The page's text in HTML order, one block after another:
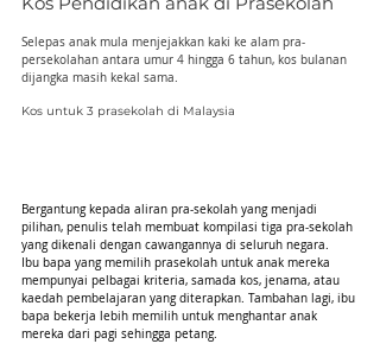
Selepas anak mula menjejakkan kaki ke alam pra-
persekolahan antara umur 4 hingga 6 tahun, kos bulanan
dijangka masih kekal sama.
Kos untuk 3 prasekolah di Malaysia
Bergantung kepada aliran pra-sekolah yang menjadi
pilihan, penulis telah membuat kompilasi tiga pra-sekolah
yang dikenali dengan cawangannya di seluruh negara.
Ibu bapa yang memilih prasekolah untuk anak mereka
mempunyai pelbagai kriteria, samada kos, jenama, atau
kaedah pembelajaran yang diterapkan. Tambahan lagi, ibu
bapa bekerja lebih memilih untuk menghantar anak
mereka dari pagi sehingga petang.